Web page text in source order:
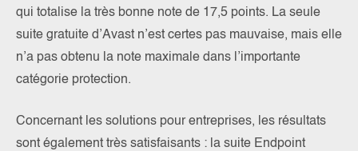
qui totalise la très bonne note de 17,5 points. La seule
suite gratuite d’Avast n’est certes pas mauvaise, mais elle
n’a pas obtenu la note maximale dans l’importante
catégorie protection.
Concernant les solutions pour entreprises, les résultats
sont également très satisfaisants : la suite Endpoint